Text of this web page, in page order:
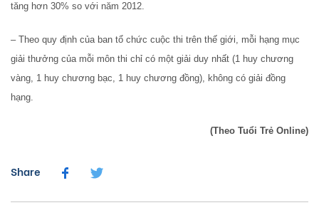
tăng hơn 30% so với năm 2012.
– Theo quy định của ban tổ chức cuộc thi trên thế giới, mỗi hạng mục
giải thưởng của mỗi môn thi chỉ có một giải duy nhất (1 huy chương
vàng, 1 huy chương bạc, 1 huy chương đồng), không có giải đồng
hạng.
(Theo Tuổi Trẻ Online)
Share